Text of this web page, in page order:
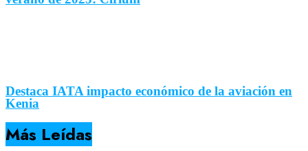
Destaca IATA impacto económico de la aviación en
Kenia
Más Leídas